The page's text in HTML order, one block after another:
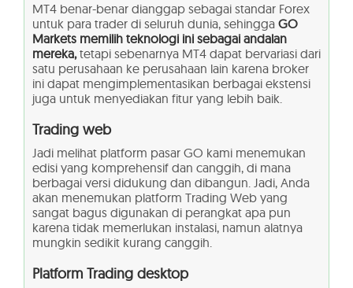
MT4 benar-benar dianggap sebagai standar Forex
untuk para trader di seluruh dunia, sehingga GO
Markets memilih teknologi ini sebagai andalan
mereka,tetapi sebenarnya MT4 dapat bervariasi dari
satu perusahaan ke perusahaan lain karena broker
ini dapat mengimplementasikan berbagai ekstensi
juga untuk menyediakan fitur yang lebih baik.
Trading web
Jadi melihat platform pasar GO kami menemukan
edisi yang komprehensif dan canggih, di mana
berbagai versi didukung dan dibangun. Jadi, Anda
akan menemukan platform Trading Web yang
sangat bagus digunakan di perangkat apa pun
karena tidak memerlukan instalasi, namun alatnya
mungkin sedikit kurang canggih.
Platform Trading desktop